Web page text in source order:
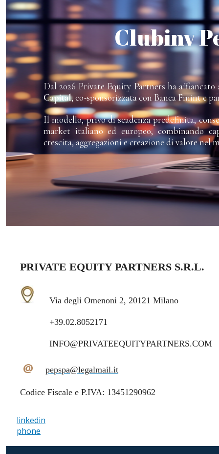
Clubinv
Dal 2026 Private Equity Partners ha
Capital, co-sponsorizzata con Banca Finint e
Il modello, privo di scadenza predefinita,
market italiano ed europeo, combinando
crescita, aggregazioni e creazione di valore nel
PRIVATE EQUITY PARTNERS S.R.L.
Via degli Omenoni 2, 20121 Milano
+39.02.8052171
INFO@PRIVATEEQUITYPARTNERS.COM
@ pepspa@legalmail.it
Codice Fiscale e P.IVA: 13451290962
linkedin
phone